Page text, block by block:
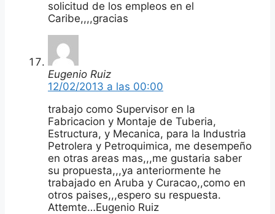
solicitud de los empleos en el
Caribe,,,,gracias
Eugenio Ruiz
12/02/2013 a las 00:00
trabajo como Supervisor en la
Fabricacion y Montaje de Tuberia,
Estructura, y Mecanica, para la Industria
Petrolera y Petroquimica, me desempeño
en otras areas mas,,,me gustaria saber
su propuesta,,,ya anteriormente he
trabajado en Aruba y Curacao,,como en
otros paises,,,espero su respuesta.
Attemte…Eugenio Ruiz